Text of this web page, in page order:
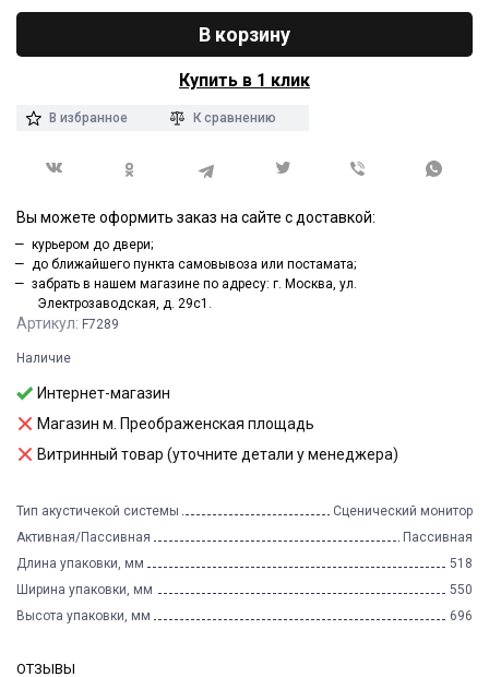
Артикул: F7289
Наличие
Интернет-магазин
Магазин м. Преображенская площадь
Витринный товар (уточните детали у менеджера)
Тип акустичекой системы
Сценический монитор
Активная/Пассивная
Пассивная
Длина упаковки, мм
518
Ширина упаковки, мм
550
Высота упаковки, мм
696
В корзину
Купить в 1 клик
В избранное К сравнению
Вы можете оформить заказ на сайте с доставкой:
курьером до двери;
до ближайшего пункта самовывоза или постамата;
забрать в нашем магазине по адресу: г. Москва, ул.
Электрозаводская, д. 29с1.
ОТЗЫВЫ